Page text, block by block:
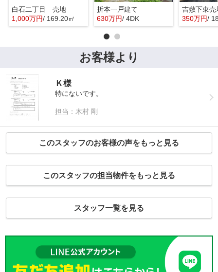
白石二丁目 売地
1,000万円/ 169.20㎡
折本一戸建て
630万円/ 4DK
吉敷下東売
350万円/
お客様より
Ｋ様
特にないです。
担当：木村 剛
このスタッフのお客様の声をもっと見る
このスタッフの担当物件をもっと見る
スタッフ一覧を見る